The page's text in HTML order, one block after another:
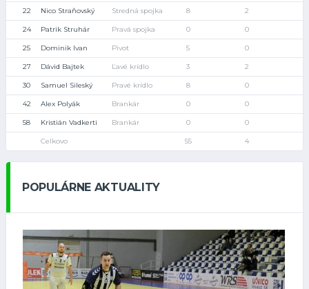
22 Nico Straňovský Stredná spojka 8 2
24 Patrik Struhár Pravá spojka 0 0
25 Dominik Ivan Pivot 5 0
27 Dávid Bajtek Ľavé krídlo 3 2
30 Samuel Sileský Pravé krídlo 8 0
42 Alex Polyák Brankár 0 0
58 Kristián Vadkerti Brankár 0 0
Celkovo 55 4
POPULÁRNE AKTUALITY